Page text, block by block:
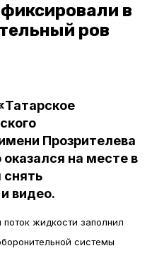
в
ров
Прозрителева
оказался на месте в
снять
видео.
жидкости заполнил
системы